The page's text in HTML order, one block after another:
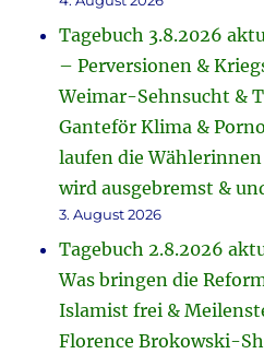
Tagebuch 3.8.2026
– Perversionen &
Weimar-Sehnsucht &
Ganteför Klima &
laufen die
wird ausgebremst &
3. August 2026
Tagebuch 2.8.2026
Was bringen die
Islamist frei &
Florence Brokowski-